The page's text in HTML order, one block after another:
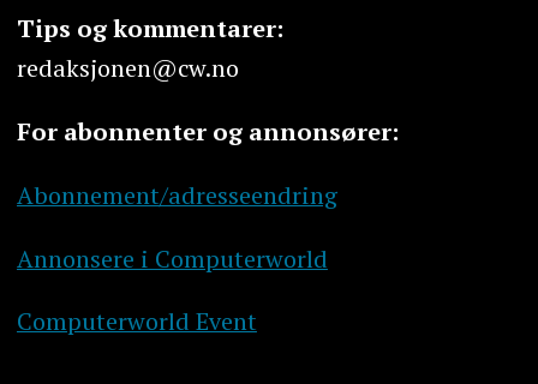
Tips og kommentarer:
redaksjonen@cw.no
For abonnenter og annonsører:
Abonnement/adresseendring
Annonsere i Computerworld
Computerworld Event